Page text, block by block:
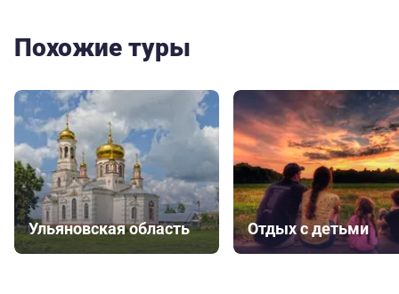
Похожие туры
Ульяновская область Отдых с детьми